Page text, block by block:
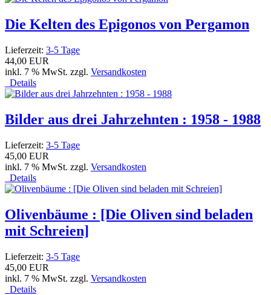
Die Kelten des Epigonos von Pergamon
Lieferzeit: 3-5 Tage
44,00 EUR
inkl. 7 % MwSt. zzgl. Versandkosten
Details
Bilder aus drei Jahrzehnten : 1958 - 1988
Lieferzeit: 3-5 Tage
45,00 EUR
inkl. 7 % MwSt. zzgl. Versandkosten
Details
Olivenbäume : [Die Oliven sind beladen
mit Schreien]
Lieferzeit: 3-5 Tage
45,00 EUR
inkl. 7 % MwSt. zzgl. Versandkosten
Details